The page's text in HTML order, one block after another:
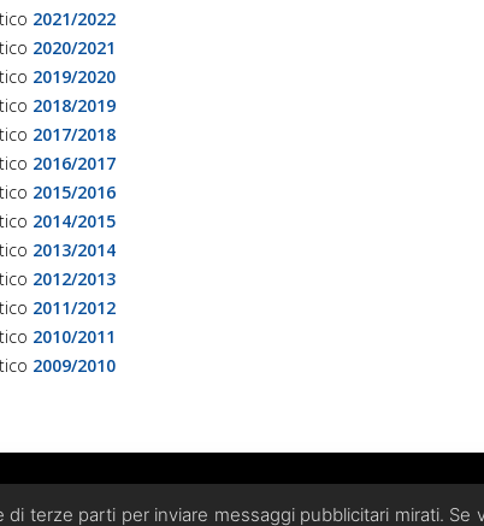
2021/2022
2020/2021
2019/2020
2018/2019
2017/2018
2016/2017
2015/2016
2014/2015
2013/2014
2012/2013
2011/2012
2010/2011
2009/2010
di Vinci Vito Andrea Agostino e c. s.a.s. con sede in
terze parti per inviare messaggi pubblicitari mirati.